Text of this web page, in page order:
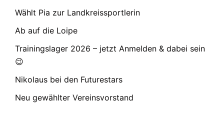
Wählt Pia zur Landkreissportlerin
Ab auf die Loipe
Trainingslager 2026 – jetzt Anmelden & dabei sein
😉
Nikolaus bei den Futurestars
Neu gewählter Vereinsvorstand